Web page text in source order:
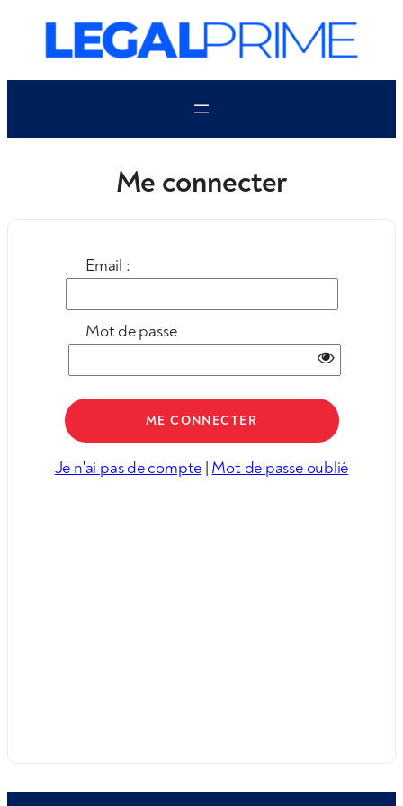
contenu
Me connecter
Email :
Mot de passe
Je n'ai pas de compte | Mot de passe oublié